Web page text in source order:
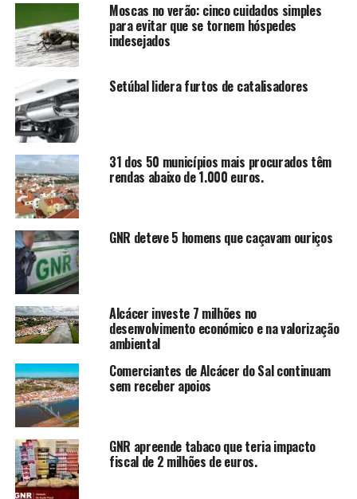
Moscas no verão: cinco cuidados simples
para evitar que se tornem hóspedes
indesejados
Setúbal lidera furtos de catalisadores
31 dos 50 municípios mais procurados têm
rendas abaixo de 1.000 euros.
GNR deteve 5 homens que caçavam ouriços
Alcácer investe 7 milhões no
desenvolvimento económico e na valorização
ambiental
Comerciantes de Alcácer do Sal continuam
sem receber apoios
GNR apreende tabaco que teria impacto
fiscal de 2 milhões de euros.